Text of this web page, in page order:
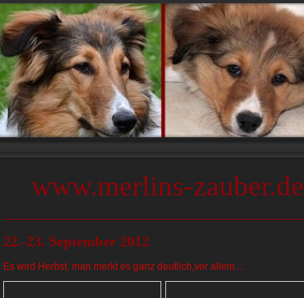
www.merlins-zauber.de
22.-23. September 2012
Es wird Herbst, man merkt es ganz deutlich,vor allem....